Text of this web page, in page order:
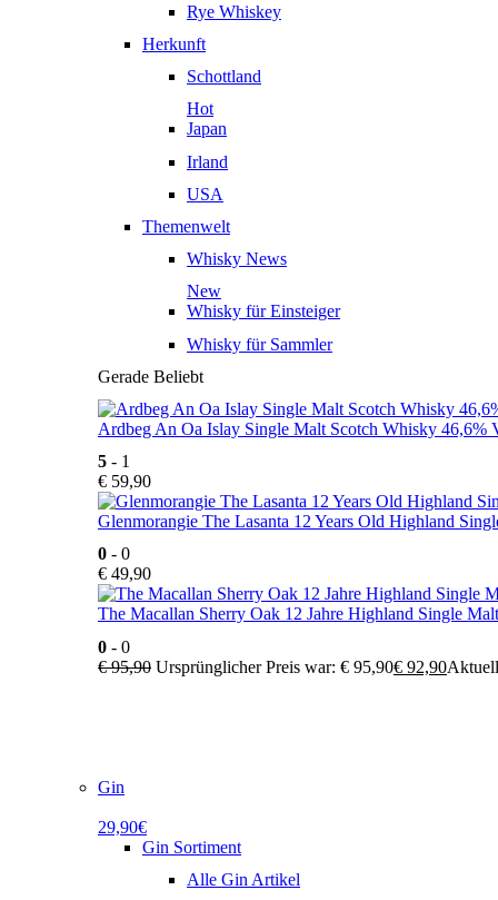
Rye Whiskey
Herkunft
Schottland
Hot
Japan
Irland
USA
Themenwelt
Whisky News
New
Whisky für Einsteiger
Whisky für Sammler
Gerade Beliebt
Ardbeg An Oa Islay Single Malt Scotch Whisky 46,6%
5 - 1
€ 59,90
Glenmorangie The Lasanta 12 Years Old Highland
0 - 0
€ 49,90
The Macallan Sherry Oak 12 Jahre Highland Single
0 - 0
€95,90 Ursprünglicher Preis war: € 95,90€ 92,90
Gin
29,90€
Gin Sortiment
Alle Gin Artikel